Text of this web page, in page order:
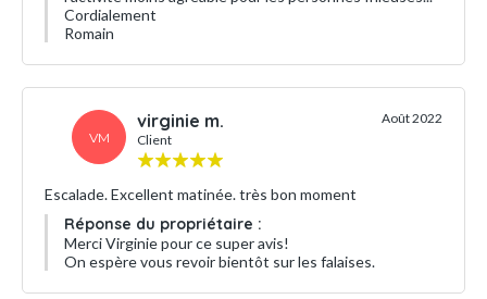
Cordialement
Romain
VM
virginie m.
Client
Août 2022
Escalade. Excellent matinée. très bon moment
Réponse du propriétaire :
Merci Virginie pour ce super avis!
On espère vous revoir bientôt sur les falaises.